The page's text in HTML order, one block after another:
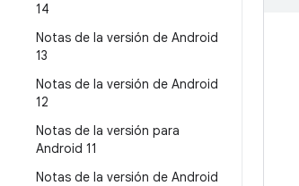
14
Notas de la versión de Android
13
Notas de la versión de Android
12
Notas de la versión para
Android 11
Notas de la versión de Android